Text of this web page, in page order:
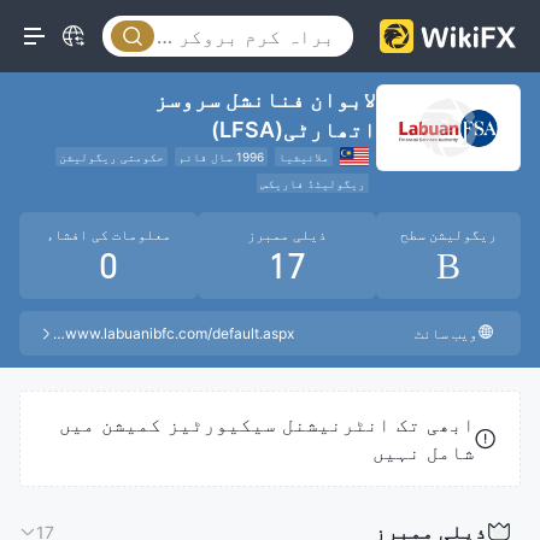
لابوان فنانشل سروسز
اتھارٹی(LFSA)
ملائیشیا 1996 سال قائم
حکومتی ریگولیشن
ریگولیٹڈ فاریکس
ریگولیشن سطح
B
ذیلی ممبرز
17
معلومات کی افشاء
0
ویب سائٹ https://www.labuanibfc.com/default.aspx
ابھی تک انٹرنیشنل سیکیورٹیز کمیشن میں
شامل نہیں
ذیلی ممبرز 17